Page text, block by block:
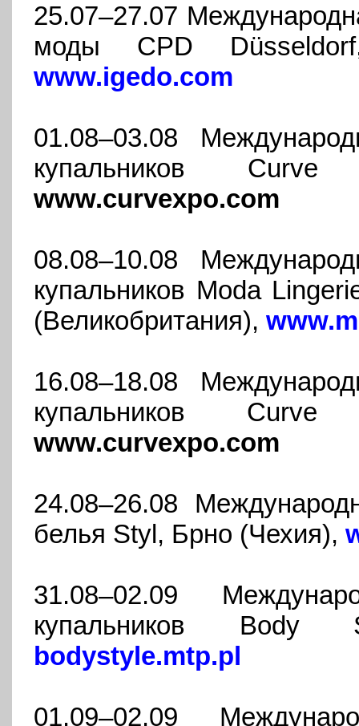
25.07–27.07
моды CPD
www.igedo.com
01.08–03.08
купальников
www.curvexpo.com
08.08–10.08
купальников Moda
(Великобритания),
16.08–18.08
купальников
www.curvexpo.com
24.08–26.08
белья Styl, Брно (Чехия),
31.08–02.09
купальников Body
bodystyle.mtp.pl
01.09–02.09